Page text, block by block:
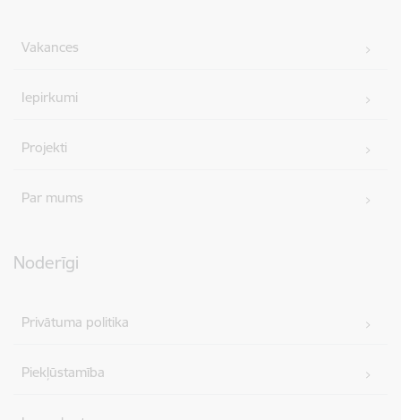
Vakances
Iepirkumi
Projekti
Par mums
Noderīgi
Privātuma politika
Piekļūstamība